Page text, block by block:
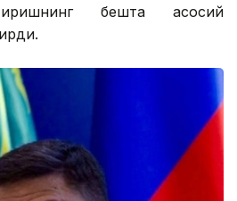
бешта асосий